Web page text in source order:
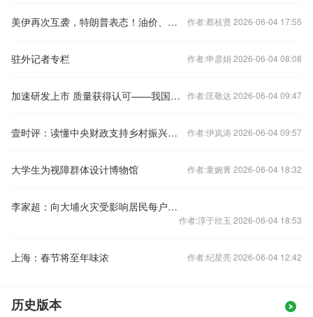
美伊再次互袭，特朗普表态！油价、日本股市拉涨 作者:蔡枝贤 2026-06-04 17:55
驻外记者专栏 作者:申彦娟 2026-06-04 08:08
加速研发上市 质量获得认可——我国创新药实现跨越式发展 作者:匡敬达 2026-06-04 09:47
壹时评：读懂中央财政支持乡村振兴的“常态化”关键词 作者:伊岚涛 2026-06-04 09:57
大学生为视障群体设计博物馆 作者:童婉菁 2026-06-04 18:32
李家超：向大埔火灾受影响居民每户发放1万港元并提供临时住所
作者:淳于欣玉 2026-06-04 18:53
上海：春节将至年味浓 作者:纪星亮 2026-06-04 12:42
历史版本